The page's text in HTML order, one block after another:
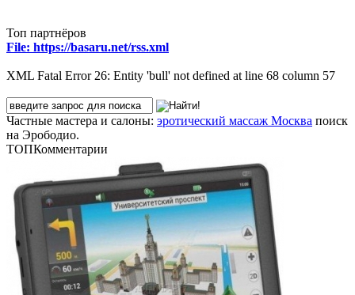
Топ партнёров
File: https://basaru.net/rss.xml
XML Fatal Error 26: Entity 'bull' not defined at line 68 column 57
Частные мастера и салоны: эротический массаж Москва поиск
на Эрободио.
ТОПКомментарии